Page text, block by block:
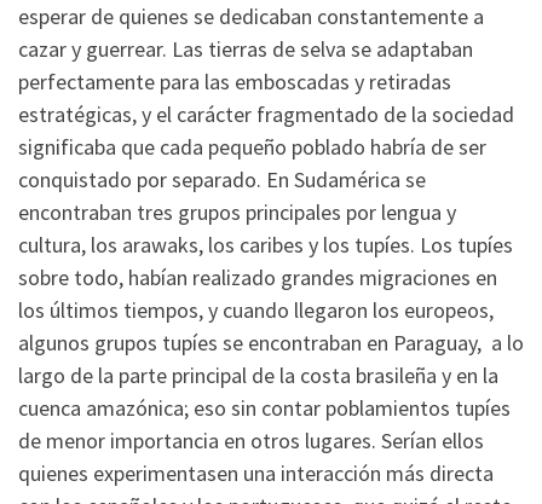
esperar de quienes se dedicaban constantemente a
cazar y guerrear. Las tierras de selva se adaptaban
perfectamente para las emboscadas y retiradas
estratégicas, y el carácter fragmentado de la sociedad
significaba que cada pequeño poblado habría de ser
conquistado por separado. En Sudamérica se
encontraban tres grupos principales por lengua y
cultura, los arawaks, los caribes y los tupíes. Los tupíes
sobre todo, habían realizado grandes migraciones en
los últimos tiempos, y cuando llegaron los europeos,
algunos grupos tupíes se encontraban en Paraguay, a lo
largo de la parte principal de la costa brasileña y en la
cuenca amazónica; eso sin contar poblamientos tupíes
de menor importancia en otros lugares. Serían ellos
quienes experimentasen una interacción más directa